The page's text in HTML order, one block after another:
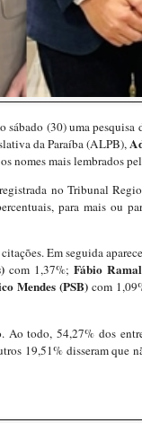
(30) uma pesquisa
da Paraíba (ALPB),
nomes mais lembrados
no Tribunal
para mais ou
Em seguida
com 1,37%; Fábio
Mendes (PSB) com
todo, 54,27% dos
19,51% disseram que